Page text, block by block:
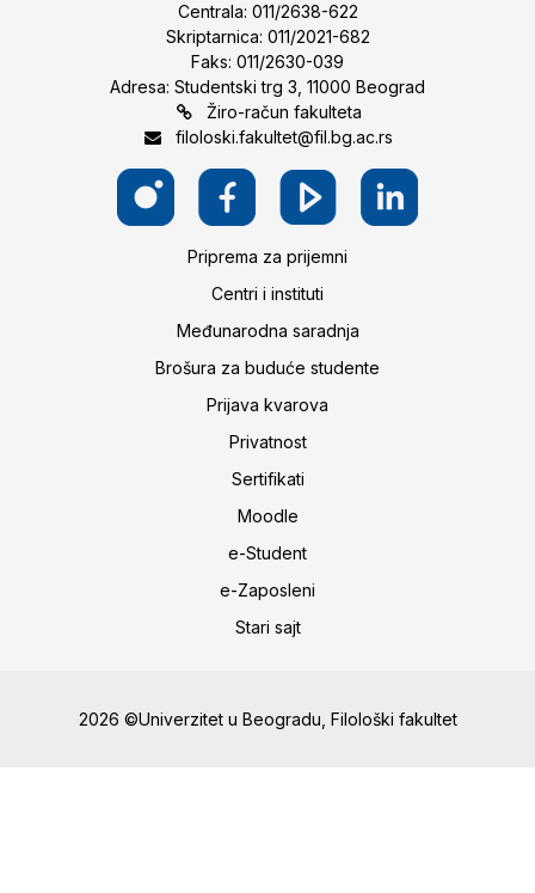
Centrala: 011/2638-622
Skriptarnica: 011/2021-682
Faks: 011/2630-039
Adresa: Studentski trg 3, 11000 Beograd
Žiro-račun fakulteta
filoloski.fakultet@fil.bg.ac.rs
Priprema za prijemni
Centri i instituti
Međunarodna saradnja
Brošura za buduće studente
Prijava kvarova
Privatnost
Sertifikati
Moodle
e-Student
e-Zaposleni
Stari sajt
2026 ©Univerzitet u Beogradu, Filološki fakultet